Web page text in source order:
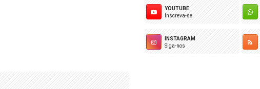
YOUTUBE
Inscreva-se
INSTAGRAM
Siga-nos